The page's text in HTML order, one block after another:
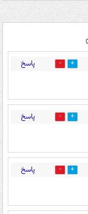
9 پاسخ
1 پاسخ
0 پاسخ